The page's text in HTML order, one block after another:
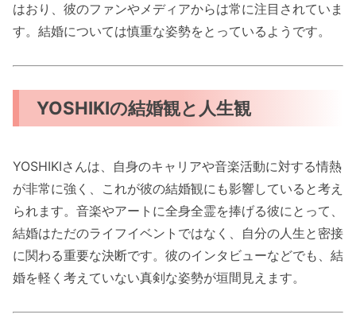
はおり、彼のファンやメディアからは常に注目されていま
す。結婚については慎重な姿勢をとっているようです。
YOSHIKIの結婚観と人生観
YOSHIKIさんは、自身のキャリアや音楽活動に対する情熱
が非常に強く、これが彼の結婚観にも影響していると考え
られます。音楽やアートに全身全霊を捧げる彼にとって、
結婚はただのライフイベントではなく、自分の人生と密接
に関わる重要な決断です。彼のインタビューなどでも、結
婚を軽く考えていない真剣な姿勢が垣間見えます。